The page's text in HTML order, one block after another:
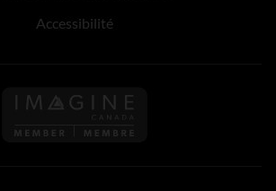
Accessibilité